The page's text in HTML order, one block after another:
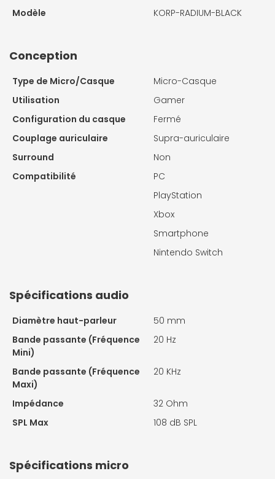
Modèle
KORP-RADIUM-BLACK
Conception
Type de Micro/Casque
Micro-Casque
Utilisation
Gamer
Configuration du casque
Fermé
Couplage auriculaire
Supra-auriculaire
Surround
Non
Compatibilité
PC
PlayStation
Xbox
Smartphone
Nintendo Switch
Spécifications audio
Diamètre haut-parleur
50 mm
Bande passante (Fréquence
Mini)
20 Hz
Bande passante (Fréquence
Maxi)
20 KHz
Impédance
32 Ohm
SPL Max
108 dB SPL
Spécifications micro